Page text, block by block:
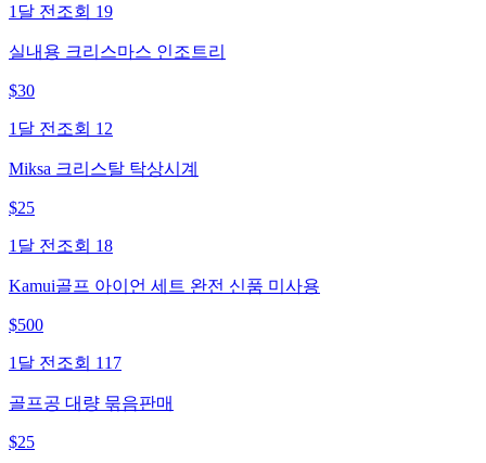
1달 전 조회 19
실내용 크리스마스 인조트리
$30
1달 전 조회 12
Miksa 크리스탈 탁상시계
$25
1달 전 조회 18
Kamui골프 아이언 세트 완전 신품 미사용
$500
1달 전 조회 117
골프공 대량 묶음판매
$25